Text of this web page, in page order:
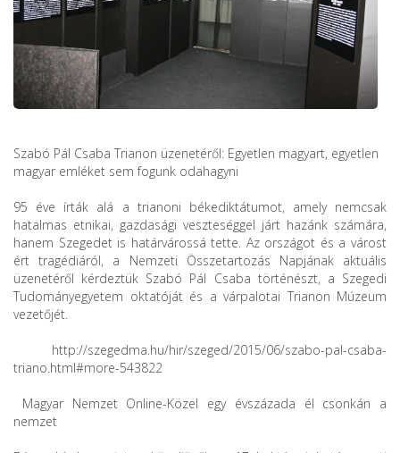
Szabó Pál Csaba Trianon üzenetéről: Egyetlen magyart, egyetlen
magyar emléket sem fogunk odahagyni
95 éve írták alá a trianoni békediktátumot, amely nemcsak
hatalmas etnikai, gazdasági veszteséggel járt hazánk számára,
hanem Szegedet is határvárossá tette. Az országot és a várost
ért tragédiáról, a Nemzeti Összetartozás Napjának aktuális
üzenetéről kérdeztük Szabó Pál Csaba történészt, a Szegedi
Tudományegyetem oktatóját és a várpalotai Trianon Múzeum
vezetőjét.
http://szegedma.hu/hir/szeged/2015/06/szabo-pal-csaba-
triano.html#more-543822
Magyar Nemzet Online-Közel egy évszázada él csonkán a
nemzet